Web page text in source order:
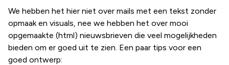
We hebben het hier niet over mails met een tekst zonder
opmaak en visuals, nee we hebben het over mooi
opgemaakte (html) nieuwsbrieven die veel mogelijkheden
bieden om er goed uit te zien. Een paar tips voor een
goed ontwerp: